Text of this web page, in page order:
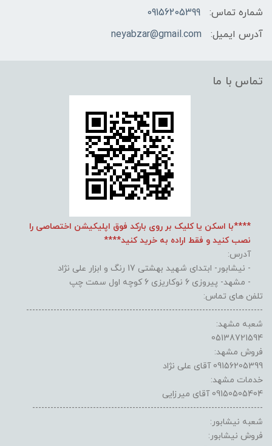
شماره تماس:
09156205399
آدرس ایمیل:
neyabzar@gmail.com
تماس با ما
****با اسکن یا کلیک بر روی بارکد فوق اپلیکیشن اختصاصی را
نصب کنید و فقط اراده به خرید کنید****
آدرس:
- نیشابور- ابتدای شهید بهشتی 17 رنگ و ابزار علی نژاد
- مشهد- پیروزی 6 نوکاریزی 6 کوچه اول سمت چپ
تلفن های تماس:
------------------------------------------------------------------------------
شعبه مشهد:
05138721594
فروش مشهد:
09156205399 آقای علی نژاد
خدمات مشهد:
09150505404 آقای میرزایی
----------------------------------------------------------------------------
شعبه نیشابور:
فروش نیشابور: